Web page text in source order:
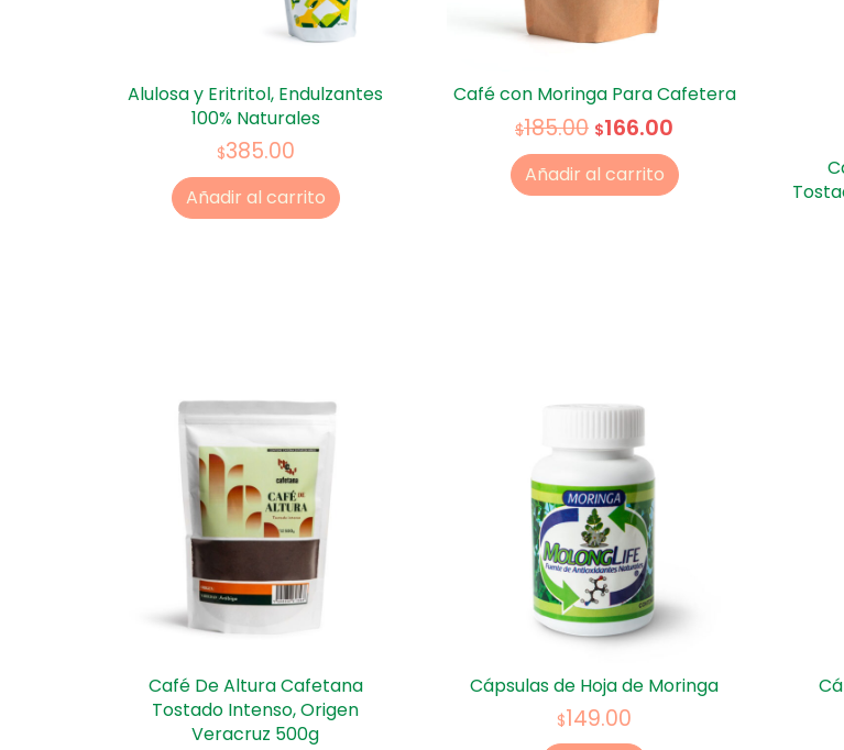
Alulosa y Eritritol, Endulzantes
100% Naturales
$385.00
Añadir al carrito
Café con Moringa Para Cafetera
$185.00 $166.00
Añadir al carrito
Café De Altura Cafetana
Tostado Intenso, Origen
Veracruz 500g
Cápsulas de Hoja de Moringa
$149.00